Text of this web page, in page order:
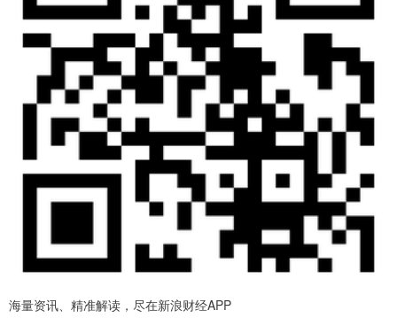
海量资讯、精准解读，尽在新浪财经APP